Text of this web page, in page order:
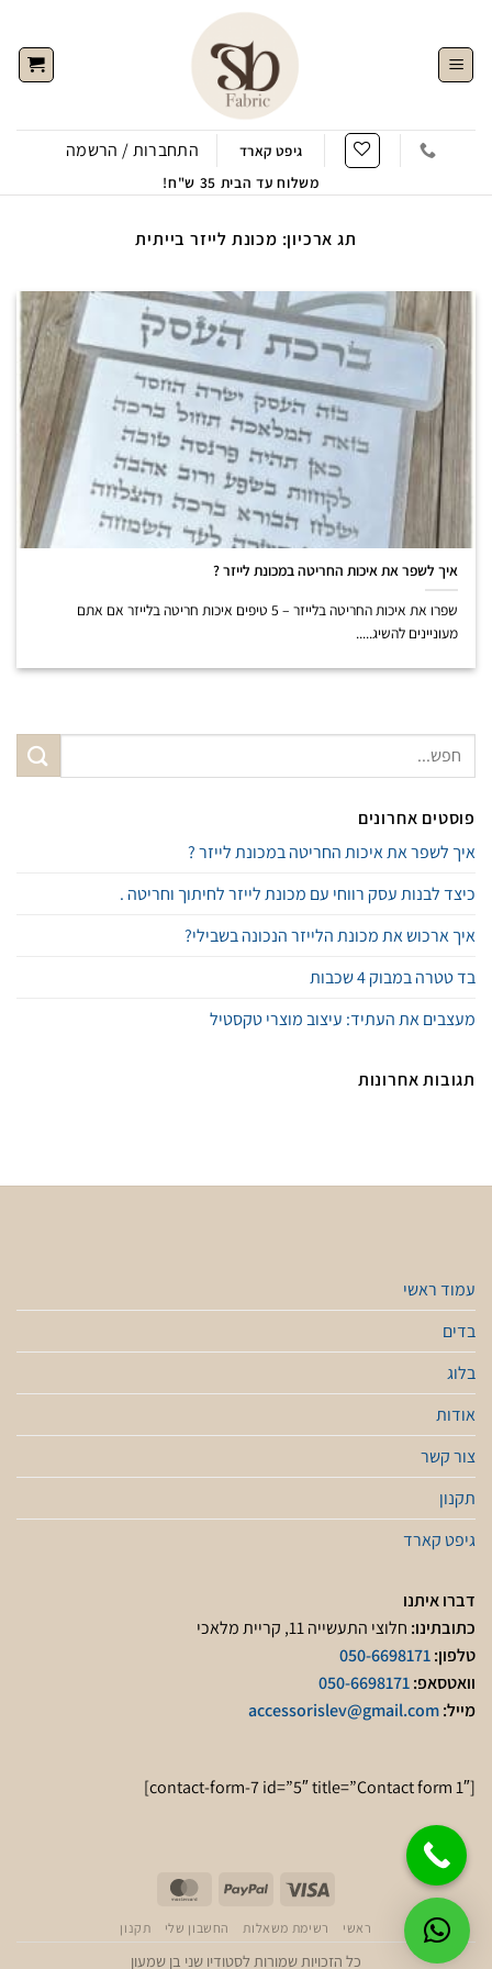
content
גיפט קארד התחברות / הרשמה
משלוח עד הבית 35 ש"ח!
תג ארכיון: מכונת לייזר בייתית
איך לשפר את איכות החריטה במכונת לייזר ?
שפרו את איכות החריטה בלייזר – 5 טיפים איכות חריטה בלייזר אם אתם
מעוניינים להשיג.....
פוסטים אחרונים
איך לשפר את איכות החריטה במכונת לייזר ?
כיצד לבנות עסק רווחי עם מכונת לייזר לחיתוך וחריטה .
איך ארכוש את מכונת הלייזר הנכונה בשבילי?
בד טטרה במבוק 4 שכבות
מעצבים את העתיד: עיצוב מוצרי טקסטיל
תגובות אחרונות
עמוד ראשי
בדים
בלוג
אודות
צור קשר
תקנון
גיפט קארד
דברו איתנו
כתובתינו: חלוצי התעשייה 11, קריית מלאכי
טלפון:050-6698171
וואטסאפ:050-6698171
מייל:accessorislev@gmail.com
[contact-form-7 id=”5″ title=”Contact form 1″]
ראשי רשימת משאלות החשבון שלי תקנון
כל הזכויות שמורות לסטודיו שני בן שמעון